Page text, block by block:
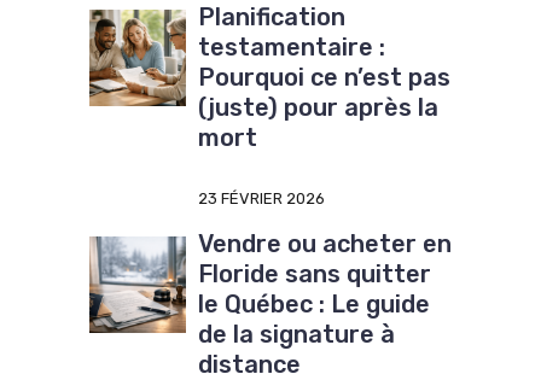
Planification
testamentaire :
Pourquoi ce n’est pas
(juste) pour après la
mort
23 FÉVRIER 2026
Vendre ou acheter en
Floride sans quitter
le Québec : Le guide
de la signature à
distance